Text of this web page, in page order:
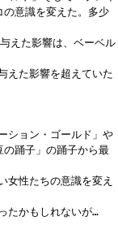
意識を変えた。多少
えた影響は、ベーベル
えた影響を超えていた
ション・ゴールド」や
の踊子」の踊子から最
女性たちの意識を変え
たかもしれないが…